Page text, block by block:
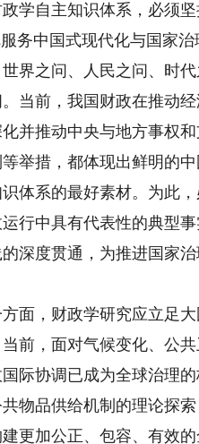
自主知识体系，必须坚
务中国式现代化与国家
界之问、人民之问、时代
前，我国财政在推动经
并推动中央与地方事权
举措，都体现出鲜明的
体系的最好素材。为此
行中具有代表性的典型
深度贯通，为推进国家
，财政学研究应立足大
前，面对气候变化、公
际协调已成为全球治理
物品供给机制的理论探
更加公正、包容、有效